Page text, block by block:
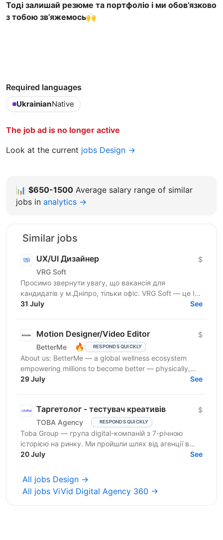
Тоді залишай резюме та портфоліо і ми обов’язково
з тобою зв’яжемось🙌
Required languages
UkrainianNative
The job ad is no longer active
Look at the current jobs Design →
📊 $650-1500 Average salary range of similar
jobs in analytics →
Similar jobs
UX/UI Дизайнер
VRG Soft
$
Просимо звернути увагу, що вакансія для
кандидатів у м.Дніпро, тільки офіс. VRG Soft — це IT-
компанія, яка поєднує продуктову розробку та
31 July See
Motion Designer/Video Editor
BetterMe 🔥 RESPONDS QUICKLY
$
About us: BetterMe — a global wellness ecosystem
empowering millions to become better — physically,
mentally, and emotionally. We build what makes
29 July See
Таргетолог - тестувач креативів
TOBA Agency RESPONDS QUICKLY
$
Toba Group — група digital-компаній з 7-річною
історією на ринку. Ми пройшли шлях від агенції в
Telegram-маркетингу до повноцінної екосистеми:
20 July See
All jobs Design →
All jobs ViVid Digital Agency 360 →